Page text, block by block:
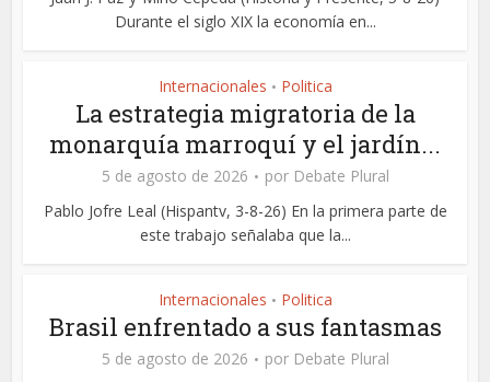
Durante el siglo XIX la economía en...
Internacionales • Politica
La estrategia migratoria de la
monarquía marroquí y el jardín...
5 de agosto de 2026 por Debate Plural
Pablo Jofre Leal (Hispantv, 3-8-26) En la primera parte de
este trabajo señalaba que la...
Internacionales • Politica
Brasil enfrentado a sus fantasmas
5 de agosto de 2026 por Debate Plural